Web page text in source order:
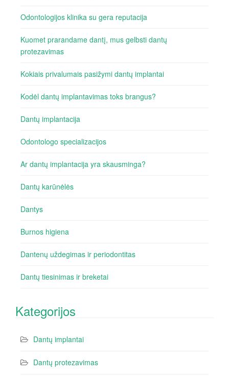
Odontologijos klinika su gera reputacija
Kuomet prarandame dantį, mus gelbsti dantų
protezavimas
Kokiais privalumais pasižymi dantų implantai
Kodėl dantų implantavimas toks brangus?
Dantų implantacija
Odontologo specializacijos
Ar dantų implantacija yra skausminga?
Dantų karūnėlės
Dantys
Burnos higiena
Dantenų uždegimas ir periodontitas
Dantų tiesinimas ir breketai
Kategorijos
Dantų implantai
Dantų protezavimas